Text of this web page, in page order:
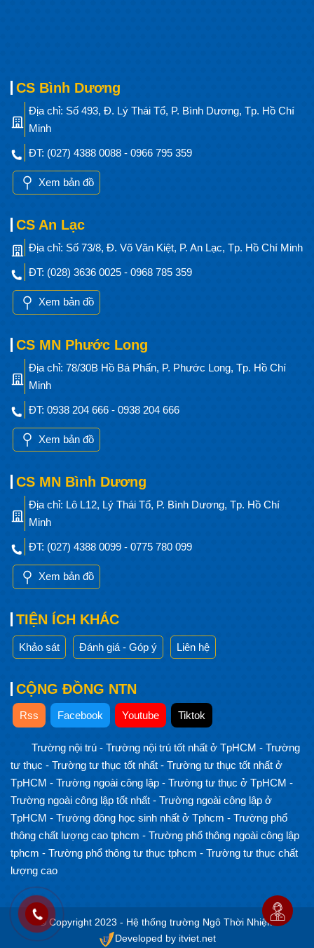
CS Bình Dương
Địa chỉ: Số 493, Đ. Lý Thái Tổ, P. Bình Dương, Tp. Hồ Chí
Minh
ĐT: (027) 4388 0088 - 0966 795 359
Xem bản đồ
CS An Lạc
Địa chỉ: Số 73/8, Đ. Võ Văn Kiệt, P. An Lạc, Tp. Hồ Chí Minh
ĐT: (028) 3636 0025 - 0968 785 359
Xem bản đồ
CS MN Phước Long
Địa chỉ: 78/30B Hồ Bá Phấn, P. Phước Long, Tp. Hồ Chí
Minh
ĐT: 0938 204 666 - 0938 204 666
Xem bản đồ
CS MN Bình Dương
Địa chỉ: Lô L12, Lý Thái Tổ, P. Bình Dương, Tp. Hồ Chí
Minh
ĐT: (027) 4388 0099 - 0775 780 099
Xem bản đồ
TIỆN ÍCH KHÁC
Khảo sát Đánh giá - Góp ý Liên hệ
CỘNG ĐỒNG NTN
Rss Facebook Youtube Tiktok
Trường nội trú - Trường nội trú tốt nhất ở TpHCM - Trường
tư thục - Trường tư thục tốt nhất - Trường tư thục tốt nhất ở
TpHCM - Trường ngoài công lập - Trường tư thục ở TpHCM -
Trường ngoài công lập tốt nhất - Trường ngoài công lập ở
TpHCM - Trường đông học sinh nhất ở Tphcm - Trường phổ
thông chất lượng cao tphcm - Trường phổ thông ngoài công lập
tphcm - Trường phổ thông tư thục tphcm - Trường tư thục chất
lượng cao
© Copyright 2023 - Hệ thống trường Ngô Thời Nhiệm
Developed by itviet.net